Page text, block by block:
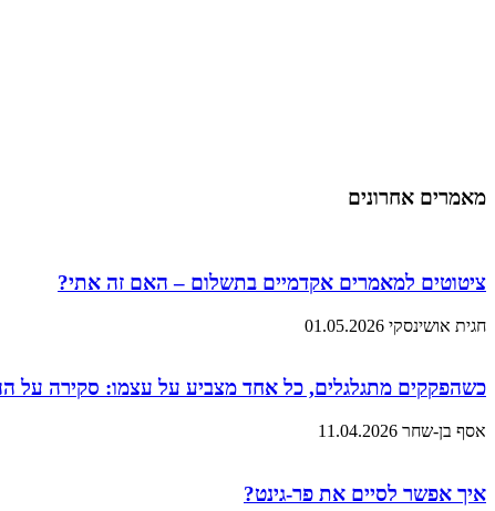
מאמרים אחרונים
ציטוטים למאמרים אקדמיים בתשלום – האם זה אתי?
חגית אושינסקי 01.05.2026
כשהפקקים מתגלגלים, כל אחד מצביע על עצמו: סקירה על
אסף בן-שחר 11.04.2026
איך אפשר לסיים את פר-גינט?